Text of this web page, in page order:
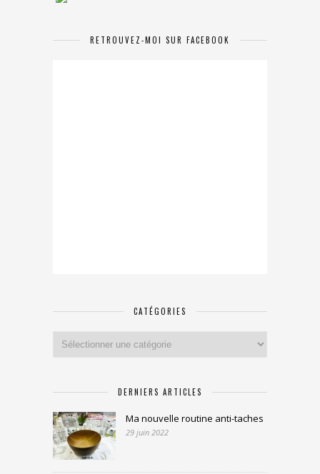
RETROUVEZ-MOI SUR FACEBOOK
CATÉGORIES
DERNIERS ARTICLES
Ma nouvelle routine anti-taches
29 juin 2022